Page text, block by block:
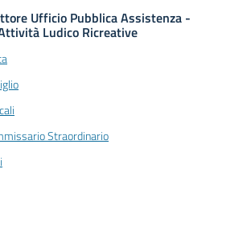
Ufficio Pubblica Assistenza -
Ludico Ricreative
Straordinario